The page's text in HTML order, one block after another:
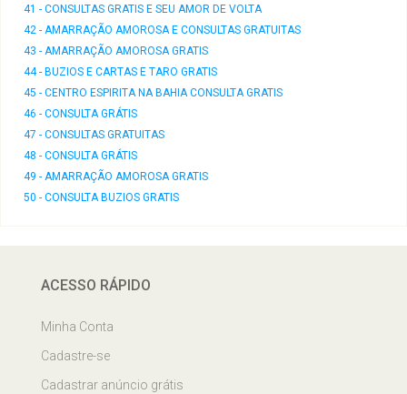
41 - CONSULTAS GRATIS E SEU AMOR DE VOLTA
42 - AMARRAÇÃO AMOROSA E CONSULTAS GRATUITAS
43 - AMARRAÇÃO AMOROSA GRATIS
44 - BUZIOS E CARTAS E TARO GRATIS
45 - CENTRO ESPIRITA NA BAHIA CONSULTA GRATIS
46 - CONSULTA GRÁTIS
47 - CONSULTAS GRATUITAS
48 - CONSULTA GRÁTIS
49 - AMARRAÇÃO AMOROSA GRATIS
50 - CONSULTA BUZIOS GRATIS
ACESSO RÁPIDO
Minha Conta
Cadastre-se
Cadastrar anúncio grátis